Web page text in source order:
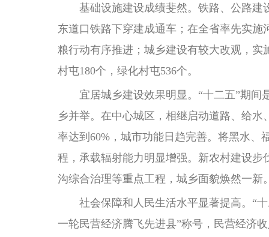
基础设施建设成绩斐然。铁路、公路建
东道口铁路下穿建成通车；在全省率先实
粮行动有序推进；城乡建设有较大改观，
村屯180个，绿化村屯536个。
宜居城乡建设效果明显。“十二五”期间
乡并举。在中心城区，相继启动道路、给
率达到60%，城市功能日趋完善。将黑水
程，承载辐射能力明显增强。新农村建设
沟综合治理等重点工程，城乡面貌焕然一新
社会保障和人民生活水平显著提高。“十
一轮民营经济腾飞先进县”称号，民营经济